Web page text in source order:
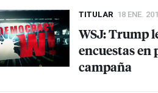
TITULAR 18 ENE.
WSJ: Trump
encuestas
campaña